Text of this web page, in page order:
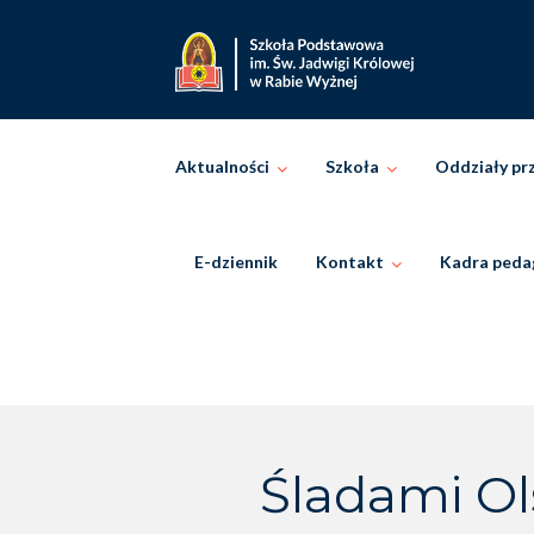
Aktualności Szkoła Oddziały
E-dziennik Kontakt Kadra
Śladami